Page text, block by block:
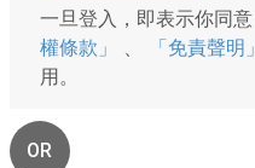
一旦登入，即表示你同意
權條款」
「免責聲明」
用。
OR